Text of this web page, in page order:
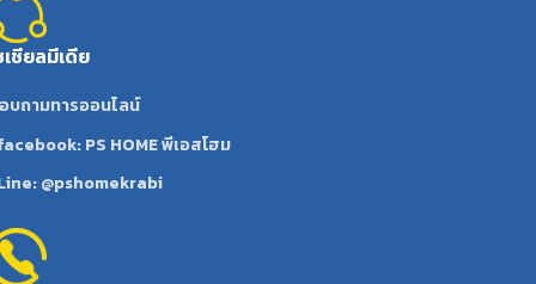
เชียลมีเดีย
บถามทารออนไลน์
PS HOME พีเอสโฮม
@pshomekrabi